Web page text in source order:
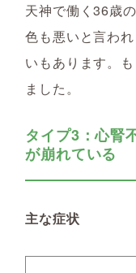
天神で働く36歳
色も悪いと言わ
いもあります。
ました。
タイプ3：心
が崩れている
主な症状